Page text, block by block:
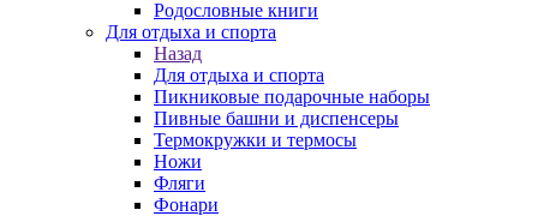
Родословные книги
Для отдыха и спорта
Назад
Для отдыха и спорта
Пикниковые подарочные наборы
Пивные башни и диспенсеры
Термокружки и термосы
Ножи
Фляги
Фонари